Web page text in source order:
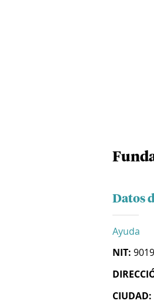
Datos
Ayuda
NIT:
CIUDAD: